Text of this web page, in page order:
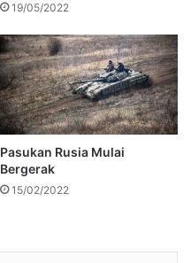
19/05/2022
Pasukan Rusia Mulai
Bergerak
15/02/2022